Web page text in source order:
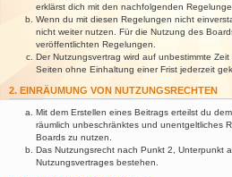
erklärst dich mit den nachfolgenden
Wenn du mit diesen Regelungen nicht
nicht weiter nutzen. Für die Nutzung des
veröffentlichten Regelungen.
Der Nutzungsvertrag wird auf unbestimmte
Seiten ohne Einhaltung einer Frist jederzeit
2. EINRÄUMUNG VON NUTZUNGSRECHTEN
Mit dem Erstellen eines Beitrags erteilst du
räumlich unbeschränktes und unentgeltliches
Boards zu nutzen.
Das Nutzungsrecht nach Punkt 2, Unterpunkt
Nutzungsvertrages bestehen.